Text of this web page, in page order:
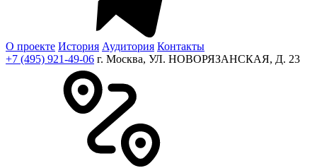
О проекте История Аудитория Контакты
+7 (495) 921-49-06 г. Москва, УЛ. НОВОРЯЗАНСКАЯ, Д. 23